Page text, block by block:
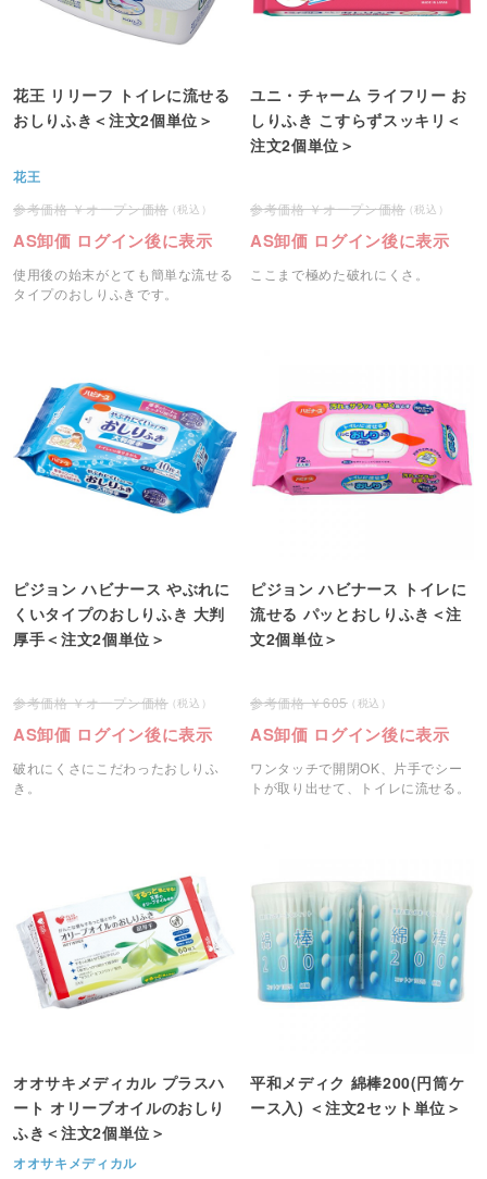
花王 リリーフ トイレに流せる
おしりふき＜注文2個単位＞
花王
オープン価格
AS卸価 ログイン後に表示
使用後の始末がとても簡単な流せる
タイプのおしりふきです。
ユニ・チャーム ライフリー お
しりふき こすらずスッキリ＜
注文2個単位＞
オープン価格
AS卸価 ログイン後に表示
ここまで極めた破れにくさ。
ピジョン ハビナース やぶれに
くいタイプのおしりふき 大判
厚手＜注文2個単位＞
オープン価格
AS卸価 ログイン後に表示
破れにくさにこだわったおしりふ
き。
ピジョン ハビナース トイレに
流せる パッとおしりふき＜注
文2個単位＞
605
AS卸価 ログイン後に表示
ワンタッチで開閉OK、片手でシー
トが取り出せて、トイレに流せる。
オオサキメディカル プラスハ
ート オリーブオイルのおしり
ふき＜注文2個単位＞
オオサキメディカル
平和メディク 綿棒200(円筒ケ
ース入) ＜注文2セット単位＞